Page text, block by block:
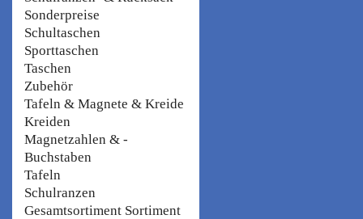
Sonderpreise
Schultaschen
Sporttaschen
Taschen
Zubehör
Tafeln & Magnete & Kreide
Kreiden
Magnetzahlen & -
Buchstaben
Tafeln
Schulranzen
Gesamtsortiment Sortiment